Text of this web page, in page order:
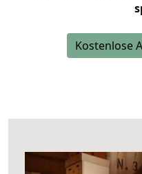
Kostenlose